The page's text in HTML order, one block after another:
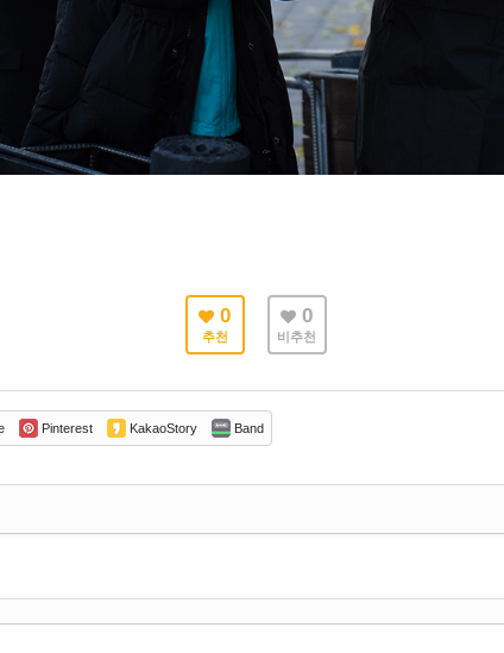
0
추천
0
비추천
Pinterest KakaoStory Band